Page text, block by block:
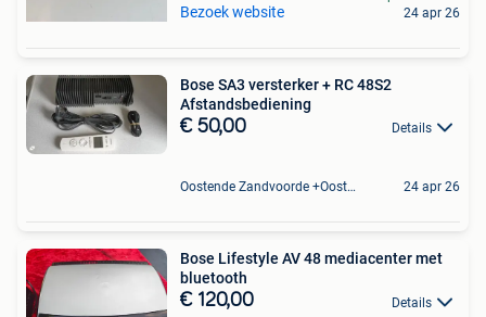
Bezoek website
24 apr 26
Bose SA3 versterker + RC 48S2
Afstandsbediening
€ 50,00 Details
Oostende Zandvoorde +Oostende 24 apr 26
Bose Lifestyle AV 48 mediacenter met
bluetooth
€ 120,00 Details